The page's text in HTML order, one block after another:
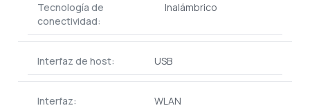
Tecnología de
conectividad:
Inalámbrico
Interfaz de host: USB
Interfaz: WLAN